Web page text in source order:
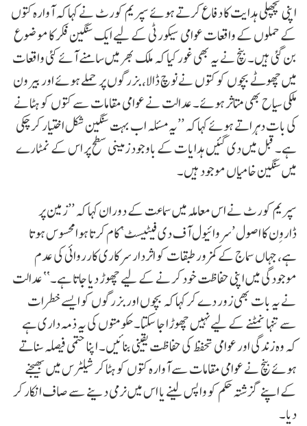
اپنی پچھلی ہدایت کا دفاع کرتے ہوئے سپریم کورٹ نے کہا کہ آوارہ کتوں
کے حملوں کے واقعات عوامی سیکورٹی کے لیے ایک سنگین فکر کا موضوع
بن گئی ہیں۔ بنچ نے یہ بھی غور کیا کہ ملک بھر میں سامنے آئے کئی واقعات
میں چھوٹے بچوں کو کتوں نے نوچ ڈالا، بزرگوں پر حملے ہوئے اور بیرون
ملکی سیاح بھی متاثر ہوئے۔ عدالت نے عوامی مقامات سے کتوں کو ہٹانے
کی بات دہراتے ہوئے کہا کہ ’’یہ مسئلہ اب بہت سنگین شکل اختیار کر چکی
ہے۔ قبل میں دی گئیں ہدایات کے باوجود زمینی سطح پر اس کے نمٹارے
میں سنگین خامیاں موجود ہیں۔
سپریم کورٹ نے اس معاملہ میں سماعت کے دوران کہا کہ ’’زمین پر
ڈاروِن کا اصول ’سروائیول آف دی فیٹیسٹ‘ کام کرتا ہوا محسوس ہوتا
ہے، جہاں سماج کے کمزور طبقات کو اثردار سرکاری کارروائی کی عدم
موجودگی میں اپنی حفاظت خود کرنے کے لیے چھوڑ دیا جاتا ہے۔‘‘ عدالت
نے یہ بات بھی زور دے کر کہا کہ بچوں اور بزرگوں کو ایسے خطرات
سے تنہا نمٹنے کے لیے نہیں چھوڑا جا سکتا۔ حکومتوں کی یہ ذمہ داری ہے
کہ وہ زندگی اور عوامی تحفظ کی حفاظت یقینی بنائیں۔ اپنا حتمی فیصلہ سناتے
ہوئے بنچ نے عوامی مقامات سے آوارہ کتوں کو ہٹا کر شیلٹرس میں بھیجنے
کے اپنے گزشتہ حکم کو واپس لینے یا اس میں نرمی دینے سے صاف انکار کر
دیا۔